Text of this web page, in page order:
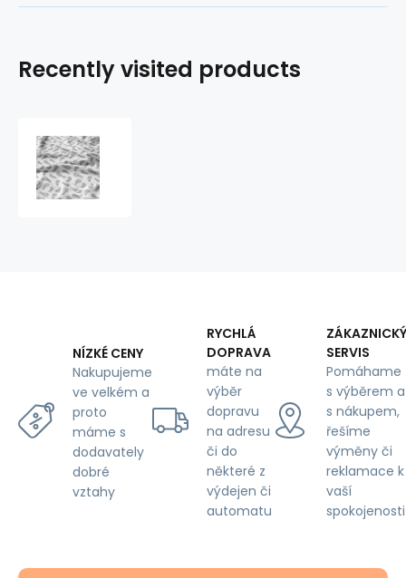
Recently visited products
NÍZKÉ CENY
Nakupujeme
ve velkém a
proto
máme s
dodavately
dobré
vztahy
RYCHLÁ
DOPRAVA
máte na
výběr
dopravu
na adresu
či do
některé z
výdejen či
automatu
ZÁKAZNICKÝ
SERVIS
Pomáhame
s výběrem a
s nákupem,
řešíme
výměny či
reklamace k
vaší
spokojenosti